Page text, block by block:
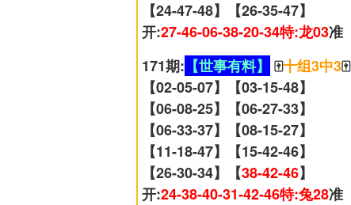
【24-47-48】【26-35-47】
开:27-46-06-38-20-34特:龙03准
171期: 【世事有料】 🀄十组3中3🀄
【02-05-07】【03-15-48】
【06-08-25】【06-27-33】
【06-33-37】【08-15-27】
【11-18-47】【15-42-46】
【26-30-34】【38-42-46】
开:24-38-40-31-42-46特:兔28准